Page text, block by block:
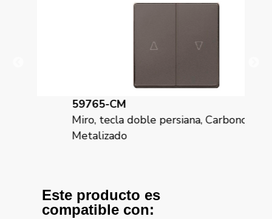
59765-CM
Miro, tecla doble persiana, Carbono
Metalizado
Este producto es
compatible con: